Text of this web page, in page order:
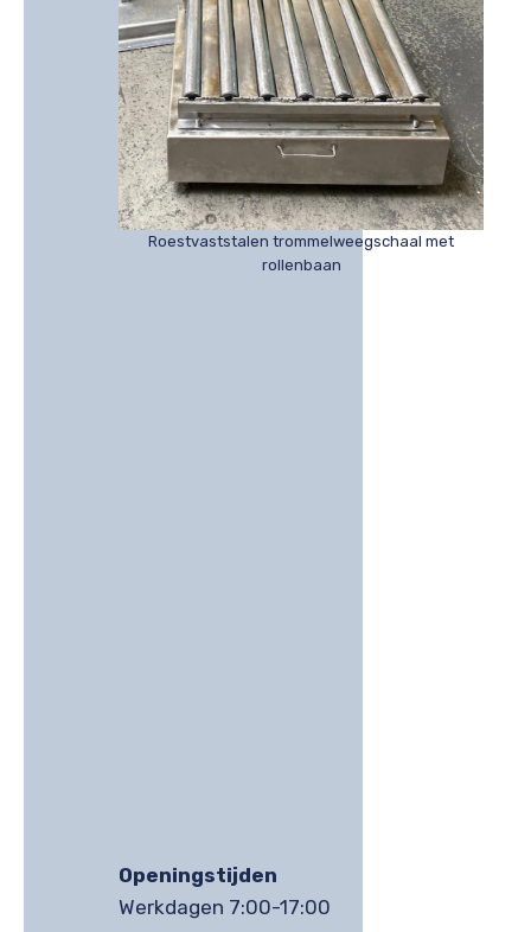
Roestvaststalen trommelweegschaal met
rollenbaan
Openingstijden
Werkdagen 7:00-17:00